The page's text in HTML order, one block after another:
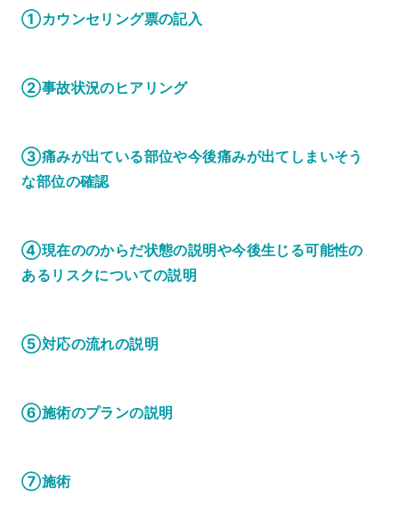
①カウンセリング票の記入
②事故状況のヒアリング
③痛みが出ている部位や今後痛みが出てしまいそう
な部位の確認
④現在ののからだ状態の説明や今後生じる可能性の
あるリスクについての説明
⑤対応の流れの説明
⑥施術のプランの説明
⑦施術